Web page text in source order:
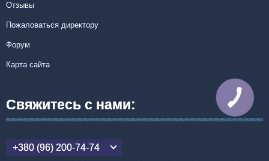
Отзывы
Пожаловаться директору
Форум
Карта сайта
Свяжитесь с нами:
+380 (96) 200-74-74
КНОПКА
СВЯЗИ